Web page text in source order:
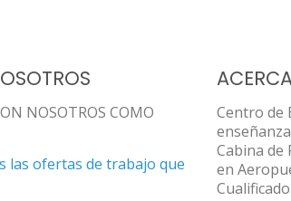
NOSOTROS COMO
las ofertas de trabajo que
Centro de
Cabina de
en